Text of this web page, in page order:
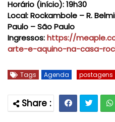
Horário (início):19h30
Local:Rockambole – R.
Paulo – São Paulo
Ingressos:https://
arte-e-aquino-na-casa-
Tags Agenda postagens